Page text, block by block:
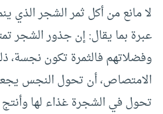
لا مانع من أكل ثمر الشجر الذي
عبرة بما يقال: إن جذور الشجر
وفضلاتهم فالثمرة تكون
الامتصاص، أن تحول النجس
تحول في الشجرة غذاء لها وأنتج